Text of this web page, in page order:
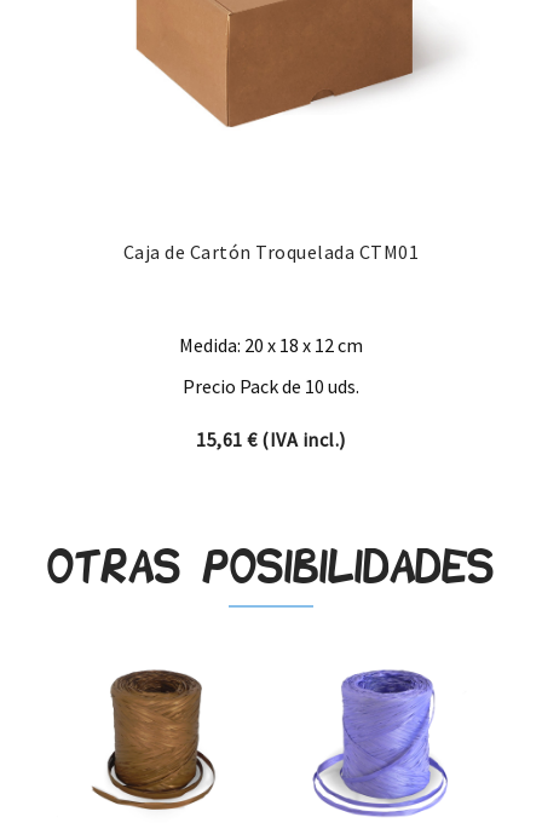
Caja de Cartón Troquelada CTM01
Medida: 20 x 18 x 12 cm
Precio Pack de 10 uds.
15,61€(IVA incl.)
Otras posibilidades